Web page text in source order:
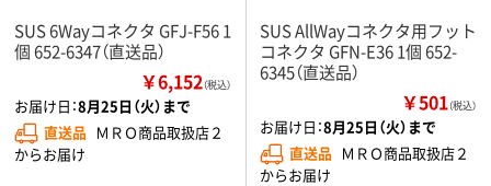
SUS 6Wayコネクタ GFJ-F56 1
個 652-6347（直送品）
￥6,152（税込）
お届け日：8月25日（火）まで
直送品 ＭＲＯ商品取扱店２
からお届け
SUS AllWayコネクタ用フット
コネクタ GFN-E36 1個 652-
6345（直送品）
￥501（税込）
お届け日：8月25日（火）まで
直送品 ＭＲＯ商品取扱店２
からお届け